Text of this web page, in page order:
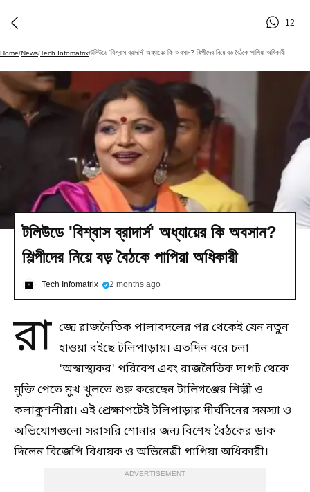
12
Home/News/Tech Infomatrix/টলিউডে 'বিশ্বাস ব্রাদার্স' অধ্যায়ের কি অবসান? শিল্পীদের নিয়ে বড় বৈঠকে পাপিয়া অধিকারী
টলিউডে 'বিশ্বাস ব্রাদার্স' অধ্যায়ের কি অবসান?
শিল্পীদের নিয়ে বড় বৈঠকে পাপিয়া অধিকারী
Tech Infomatrix 2 months ago
রা জ্যে রাজনৈতিক পালাবদলের পর থেকেই যেন নতুন
হাওয়া বইছে টলিপাড়ায়। এতদিন ধরে চলা
'অস্বাস্থ্যকর' পরিবেশ এবং রাজনৈতিক দাপট থেকে
মুক্তি পেতে মুখ খুলতে শুরু করেছেন টালিগঞ্জের শিল্পী ও
কলাকুশলীরা। এই প্রেক্ষাপটেই টলিপাড়ার দীর্ঘদিনের সমস্যা ও
অভিযোগগুলো সরাসরি শোনার জন্য বিশেষ বৈঠকের ডাক
দিলেন বিজেপি বিধায়ক ও অভিনেত্রী পাপিয়া অধিকারী।
ADVERTISEMENT